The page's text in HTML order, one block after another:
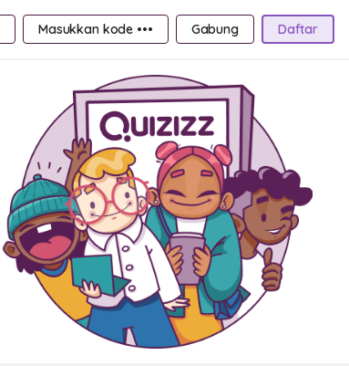
Masukkan kode ••• Gabung Daftar